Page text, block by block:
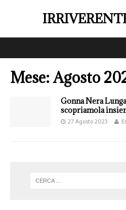
Mese:Agosto
Gonna Nera
scopriamola
27 Agosto 2023